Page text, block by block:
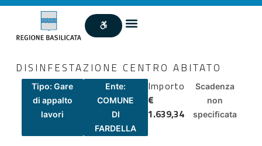
DISINFESTAZIONE CENTRO ABITATO
Tipo: Gare
di appalto
lavori
Ente:
COMUNE
DI
FARDELLA
Importo
€
1.639,34
Scadenza
non
specificata